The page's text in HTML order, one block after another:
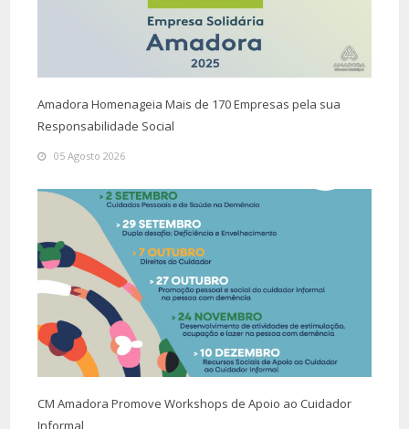
Amadora Homenageia Mais de 170 Empresas pela sua
Responsabilidade Social
05 Agosto 2026
CM Amadora Promove Workshops de Apoio ao Cuidador
Informal